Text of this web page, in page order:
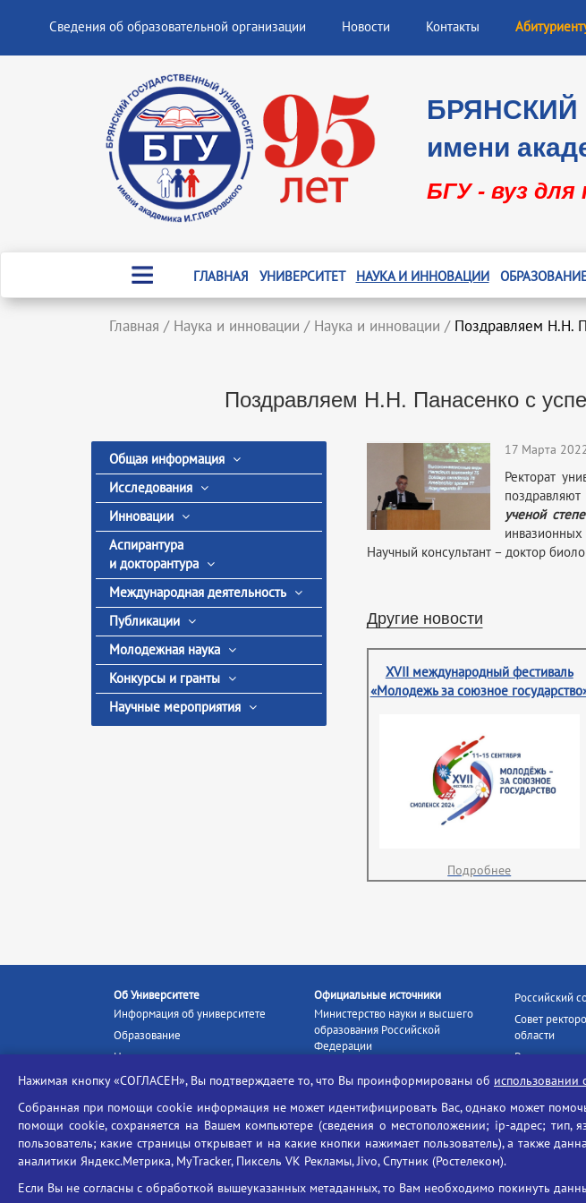
Сведения об образовательной организации Новости Контакты
БРЯНСКИЙ
имени
БГУ - вуз
ГЛАВНАЯ УНИВЕРСИТЕТ НАУКА И ИННОВАЦИИ
Главная / Наука и инновации / Наука и инновации / Поздравляем Н.Н.
Поздравляем Н.Н. Панасенко с
Общая информация
Исследования
Инновации
Аспирантура
и докторантура
Международная деятельность
Публикации
Молодежная наука
Конкурсы и гранты
Научные мероприятия
17 Марта
Ректорат
поздравляют
ученой
Научный консультант – доктор
Другие новости
XVII международный фестиваль
«Молодежь за союзное
Подробнее
Об Университете
Информация об университете
Образование
Наука и инновации
Абитуриенту
Ассоциация выпускников
Центр тестирования
иностранных граждан
Конкурс на замещение
должностей научно-
Официальные источники
Министерство науки и высшего
образования Российской
Федерации
Портал «Российское
образование»
Единое окно информационных
ресурсов
Единая коллекция цифровых
образовательных ресурсов
Российский
Совет
области
Росстудцентр
Наши
Портал
Учительская
Единый
Нажимая кнопку «СОГЛАСЕН», Вы подтверждаете то, что Вы проинформированы об использовании
Собранная при помощи cookie информация не может идентифицировать Вас, однако может
помощи cookie, сохраняется на Вашем компьютере (сведения о местоположении; ip-адрес; тип,
пользователь; какие страницы открывает и на какие кнопки нажимает пользователь), а также
аналитики Яндекс.Метрика, MyTracker, Пиксель VK Рекламы, Jivo, Спутник (Ростелеком).
Если Вы не согласны с обработкой вышеуказанных метаданных, то Вам необходимо покинуть